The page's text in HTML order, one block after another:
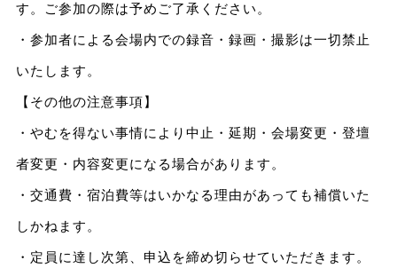
す。ご参加の際は予めご了承ください。
・参加者による会場内での録音・録画・撮影は一切禁止
いたします。
【その他の注意事項】
・やむを得ない事情により中止・延期・会場変更・登壇
者変更・内容変更になる場合があります。
・交通費・宿泊費等はいかなる理由があっても補償いた
しかねます。
・定員に達し次第、申込を締め切らせていただきます。